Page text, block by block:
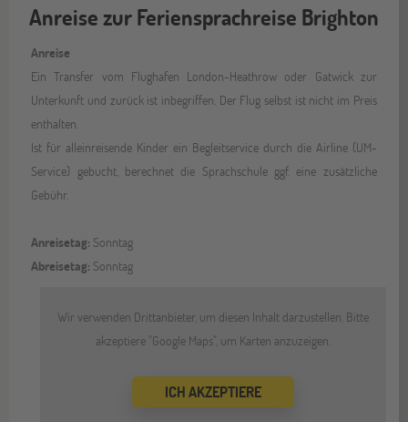
Anreise zur Feriensprachreise Brighton
Anreise
Ein Transfer vom Flughafen London-Heathrow oder Gatwick zur
Unterkunft und zurück ist inbegriffen. Der Flug selbst ist nicht im Preis
enthalten.
Ist für alleinreisende Kinder ein Begleitservice durch die Airline (UM-
Service) gebucht, berechnet die Sprachschule ggf. eine zusätzliche
Gebühr.
Anreisetag: Sonntag
Abreisetag: Sonntag
Wir verwenden Drittanbieter, um diesen Inhalt darzustellen. Bitte
akzeptiere "Google Maps", um Karten anzuzeigen.
ICH AKZEPTIERE